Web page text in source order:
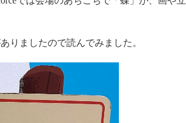
りましたので読んでみました。